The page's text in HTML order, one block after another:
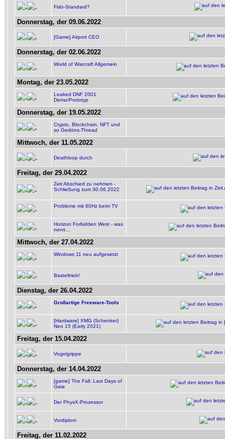
Fido-Standard?
Donnerstag, der 09.06.2022
[Game] Airport CEO
Donnerstag, der 02.06.2022
World of Warcraft Allgemein
Montag, der 23.05.2022
Leaked DNF 2001
Demo/Prototyp
Donnerstag, der 19.05.2022
Crypto, Blockchain, NFT und
so Gedöns-Thread
Mittwoch, der 11.05.2022
Deathloop durch
Freitag, der 29.04.2022
Zeit Abschied zu nehmen -
Schließung zum 30.06.2022
Probleme mit 60Hz beim TV
Horizon Forbidden West - was
nervt...
Mittwoch, der 27.04.2022
Windows 11 neu aufgesetzt
Basteltrieb!
Dienstag, der 26.04.2022
Großartige Freeware-Tools
[Hardware] XMG (Schenker)
Neo 15 (Early 2021)
Freitag, der 15.04.2022
Vogelgrippe
Donnerstag, der 14.04.2022
[game] The Fall: Last Days of
Gaia
Der PhysX-Prozessor
Vordiplom
Freitag, der 11.02.2022